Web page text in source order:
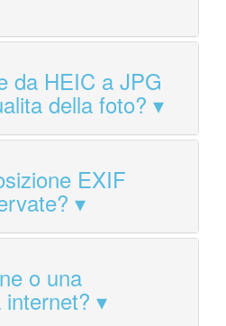
da HEIC a JPG
della foto?
EXIF
o una